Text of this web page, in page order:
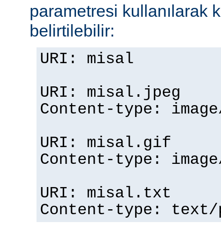
parametresi kullanılarak
belirtilebilir:
URI: misal
URI: misal.jpeg
Content-type:
URI: misal.gif
Content-type:
URI: misal.txt
Content-type: